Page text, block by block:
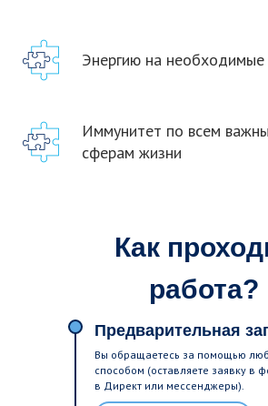
Энергию на необходимые
Иммунитет по всем
сферам жизни
Вы обращаетесь за помощью
способом (оставляете заявку в
в Директ или мессенджеры).
Предварительная
Как
работа?